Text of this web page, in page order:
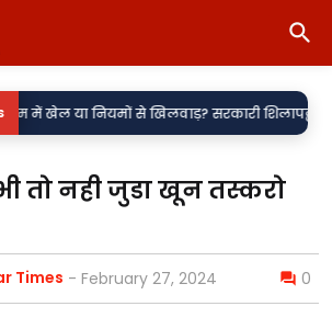
खिलवाड़? सरकारी शिलापट्टों पर 'किरन' के साथ
तो नही जुडा खून तस्करो
Times - February 27, 2024 0